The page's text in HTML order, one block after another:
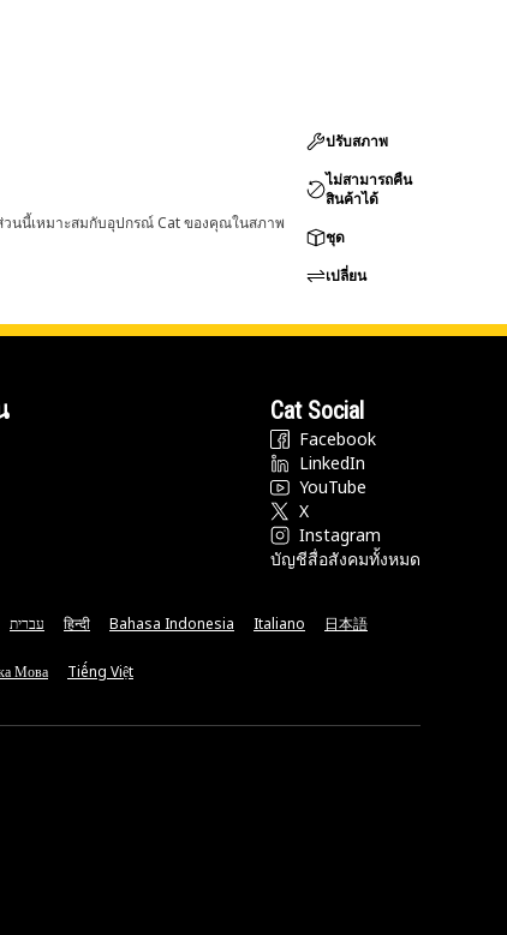
นนี้เหมาะสมกับอุปกรณ์ Cat ของคุณในสภาพ
ปรับสภาพ
ไม่สามารถคืน
สินค้าได้
ชุด
เปลี่ยน
Cat Social
Facebook
LinkedIn
YouTube
X
Instagram
บัญชีสื่อสังคมทั้งหมด
עברית हिन्दी Bahasa Indonesia Italiano 日本語
Мова Tiếng Việt